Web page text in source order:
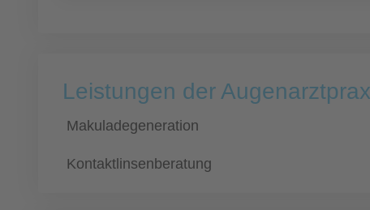
Leistungen der
Makuladegeneration
Kontaktlinsenberatung